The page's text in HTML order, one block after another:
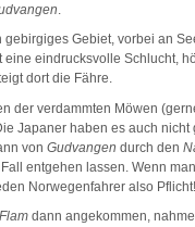
gebirgiges Gebiet, vorbei an
eine eindrucksvolle Schlucht,
dort die Fähre.
der verdammten Möwen
Japaner haben es auch
von Gudvangen durch den
entgehen lassen. Wenn
Norwegenfahrer also Pflicht!
Flam dann angekommen,